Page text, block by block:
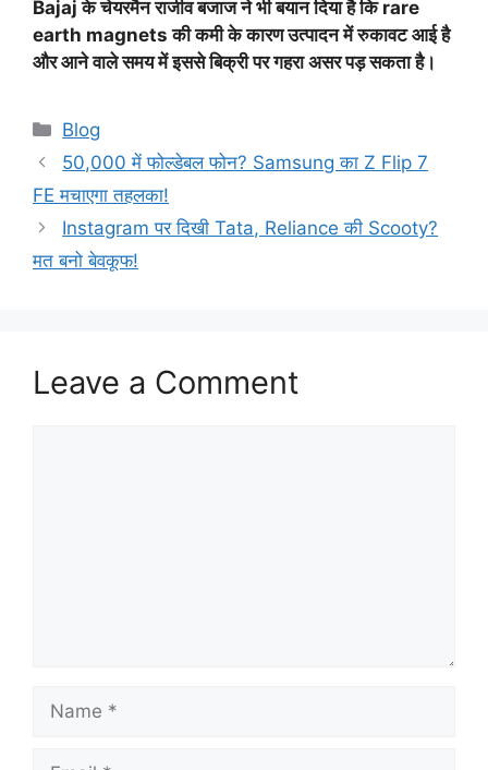
Bajaj के चेयरमैन राजीव बजाज ने भी बयान दिया है कि rare
earth magnets की कमी के कारण उत्पादन में रुकावट आई है
और आने वाले समय में इससे बिक्री पर गहरा असर पड़ सकता है।
Categories
Blog
50,000 में फोल्डेबल फोन? Samsung का Z Flip 7
FE मचाएगा तहलका!
Instagram पर दिखी Tata, Reliance की Scooty?
मत बनो बेवकूफ!
Leave a Comment